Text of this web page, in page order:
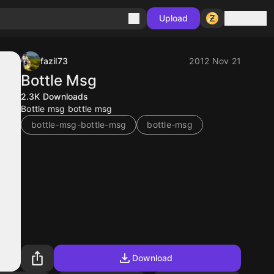
Upload
fazil73 2012 Nov 21
Bottle Msg
2.3K Downloads
Bottle msg bottle msg
bottle-msg-bottle-msg
bottle-msg
Download